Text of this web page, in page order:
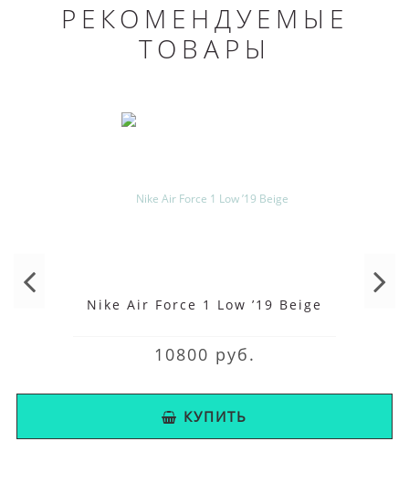
РЕКОМЕНДУЕМЫЕ
ТОВАРЫ
Nike Air Force 1 Low ’19 Beige
10800 руб.
КУПИТЬ